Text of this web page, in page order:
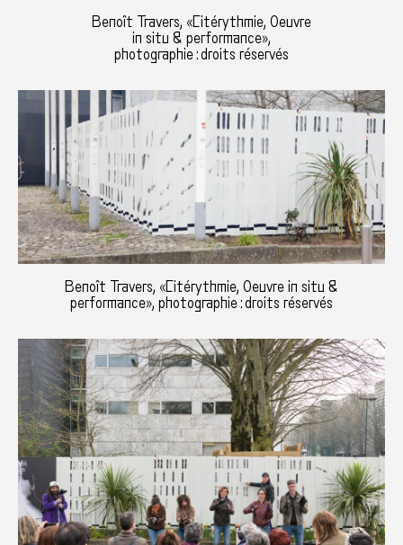
Benoît Travers, «Citérythmie, Oeuvre
in situ & performance»,
photographie : droits réservés
Benoît Travers, «Citérythmie, Oeuvre in situ &
performance», photographie : droits réservés